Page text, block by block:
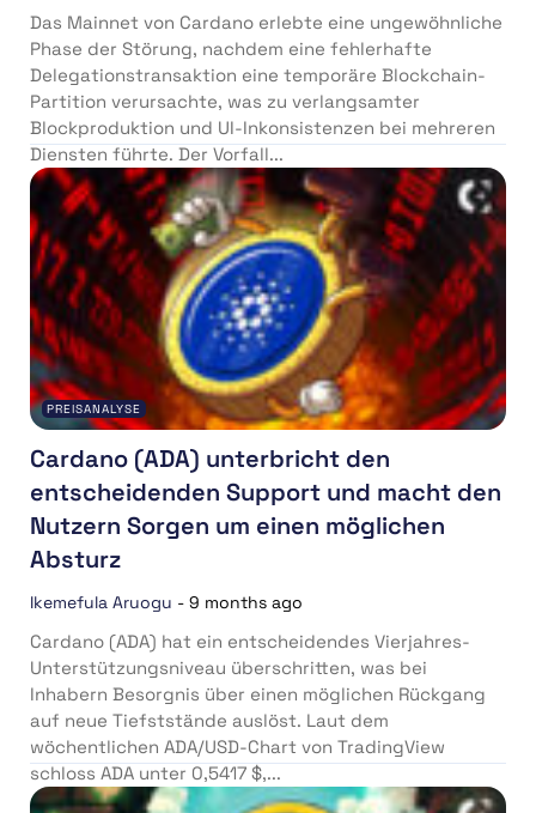
Das Mainnet von Cardano erlebte eine ungewöhnliche
Phase der Störung, nachdem eine fehlerhafte
Delegationstransaktion eine temporäre Blockchain-
Partition verursachte, was zu verlangsamter
Blockproduktion und UI-Inkonsistenzen bei mehreren
Diensten führte. Der Vorfall...
PREISANALYSE
Cardano (ADA) unterbricht den
entscheidenden Support und macht den
Nutzern Sorgen um einen möglichen
Absturz
Ikemefula Aruogu - 9 months ago
Cardano (ADA) hat ein entscheidendes Vierjahres-
Unterstützungsniveau überschritten, was bei
Inhabern Besorgnis über einen möglichen Rückgang
auf neue Tiefststände auslöst. Laut dem
wöchentlichen ADA/USD-Chart von TradingView
schloss ADA unter 0,5417 $,...